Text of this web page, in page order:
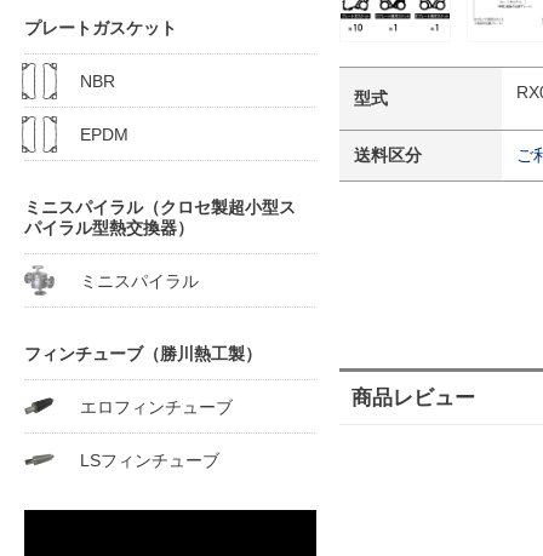
型式
送料区分 ご
商品レビュー
プレートガスケット
NBR
EPDM
ミニスパイラル（クロセ製超小型ス
パイラル型熱交換器）
ミニスパイラル
フィンチューブ（勝川熱工製）
エロフィンチューブ
LSフィンチューブ